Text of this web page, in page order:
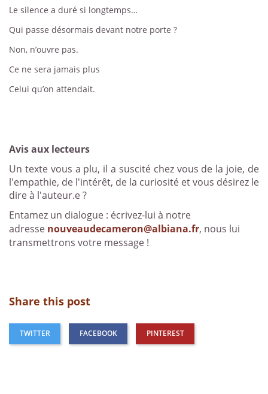
Le silence a duré si longtemps…
Qui passe désormais devant notre porte ?
Non, n’ouvre pas.
Ce ne sera jamais plus
Celui qu’on attendait.
Avis aux lecteurs
Un texte vous a plu, il a suscité chez vous de la joie, de
l'empathie, de l'intérêt, de la curiosité et vous désirez le
dire à l'auteur.e ?
Entamez un dialogue : écrivez-lui à notre
adresse nouveaudecameron@albiana.fr, nous lui
transmettrons votre message !
Share this post
TWITTER FACEBOOK PINTEREST